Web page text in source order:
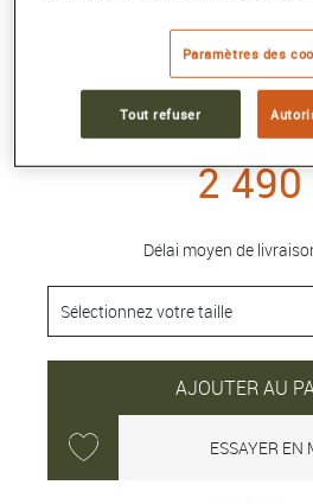
MOYEN MODÈLE
Référence :
2 490
Délai moyen de
AJOUTER AU
ESSAYER EN
Paramètres des
Tout refuser